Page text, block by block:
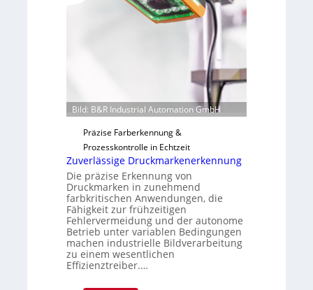
iF
n
u
Bild: B&R Industrial Automation GmbH
Präzise Farberkennung &
Prozesskontrolle in Echtzeit
Zuverlässige Druckmarkenerkennung
Die präzise Erkennung von
Druckmarken in zunehmend
farbkritischen Anwendungen, die
Fähigkeit zur frühzeitigen
Fehlervermeidung und der autonome
Betrieb unter variablen Bedingungen
machen industrielle Bildverarbeitung
zu einem wesentlichen
Effizienztreiber.…